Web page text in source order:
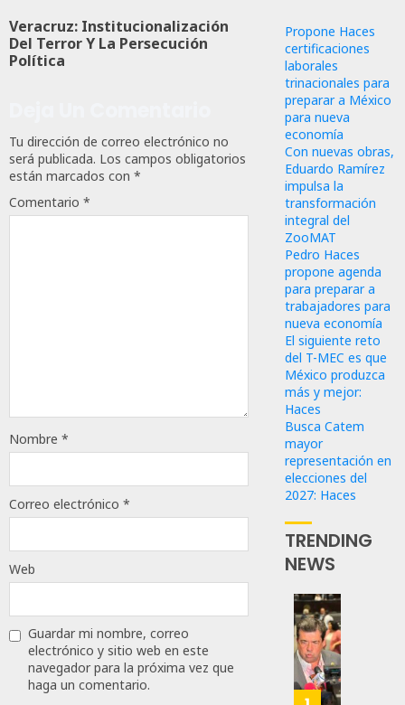
Veracruz: Institucionalización
Del Terror Y La Persecución
Política
Tu dirección de correo electrónico no
será publicada. Los campos obligatorios
están marcados con *
Comentario *
Nombre *
Correo electrónico *
Web
Guardar mi nombre, correo
electrónico y sitio web en este
navegador para la próxima vez que
haga un comentario.
Propone Haces
certificaciones
laborales
trinacionales para
preparar a México
para nueva
economía
Con nuevas obras,
Eduardo Ramírez
impulsa la
transformación
integral del
ZooMAT
Pedro Haces
propone agenda
para preparar a
trabajadores para
nueva economía
El siguiente reto
del T-MEC es que
México produzca
más y mejor:
Haces
Busca Catem
mayor
representación en
elecciones del
2027: Haces
TRENDING
NEWS